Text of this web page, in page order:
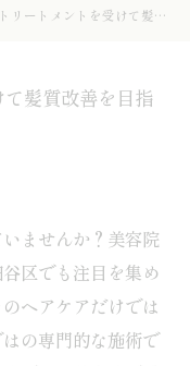
トを受けて髪質改善を目指す効果や料金相場を徹底解説
髪質改善を目指
ませんか？美容院
区でも注目を集め
ヘアケアだけでは
の専門的な施術で